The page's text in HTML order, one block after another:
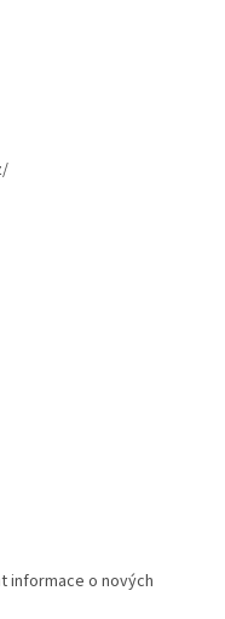
informace o nových